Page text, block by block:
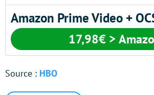
Amazon Prime Video +
17,98€ >
Source : HBO